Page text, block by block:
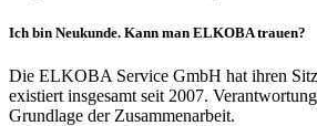
Ich bin Neukunde. Kann man ELKOBA trauen?
Die ELKOBA Service GmbH hat ihren
existiert insgesamt seit 2007.
Grundlage der Zusammenarbeit.